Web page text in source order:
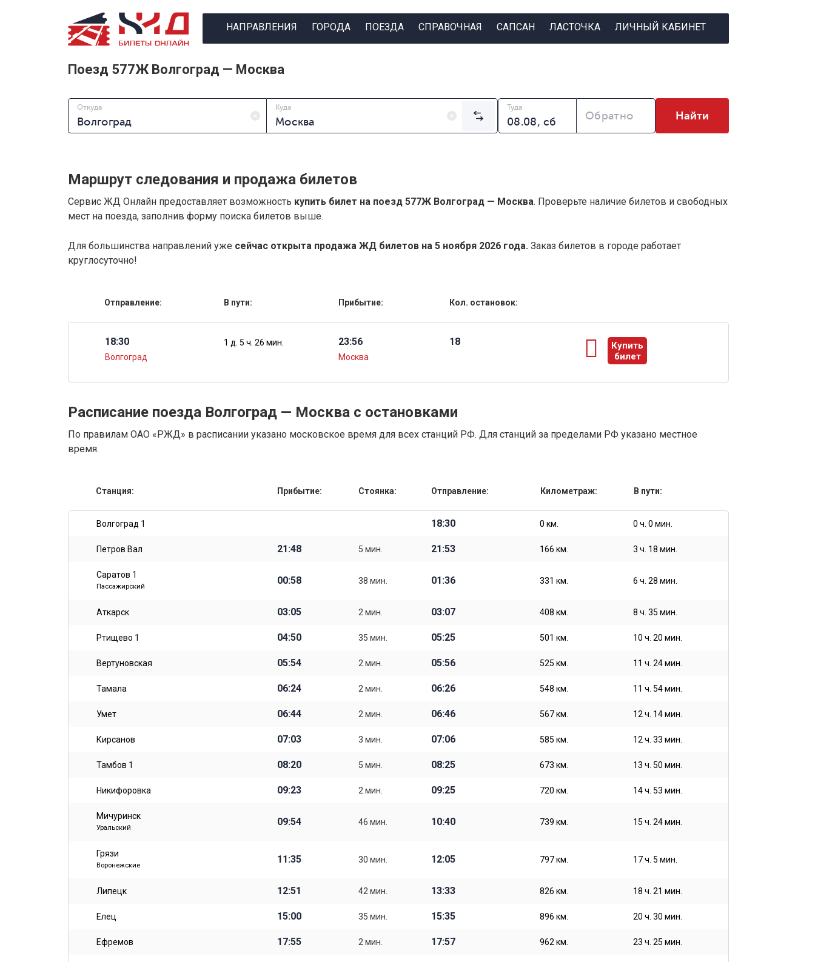
НАПРАВЛЕНИЯ ГОРОДА ПОЕЗДА СПРАВОЧНАЯ САПСАН ЛАСТОЧКА ЛИЧНЫЙ КАБИНЕТ
Поезд 577Ж Волгоград — Москва
Откуда Куда Туда
Обратно Найти
Маршрут следования и продажа билетов
Сервис ЖД Онлайн предоставляет возможность купить билет на поезд 577Ж Волгоград — Москва. Проверьте наличие билетов и свободных
мест на поезда, заполнив форму поиска билетов выше.
Для большинства направлений уже сейчас открыта продажа ЖД билетов на 5 ноября 2026 года. Заказ билетов в городе работает
круглосуточно!
Отправление: В пути: Прибытие: Кол. остановок:
18:30
Волгоград
1 д. 5 ч. 26 мин. 23:56
Москва
18
Купить
билет
ы
Расписание поезда Волгоград — Москва с остановками
По правилам ОАО «РЖД» в расписании указано московское время для всех станций РФ. Для станций за пределами РФ указано местное
время.
Станция: Прибытие: Стоянка: Отправление: Километраж: В пути:
Волгоград 1 18:30 0 км. 0 ч. 0 мин.
Петров Вал 21:48 5 мин. 21:53 166 км. 3 ч. 18 мин.
Саратов 1
Пассажирский
00:58 38 мин. 01:36 331 км. 6 ч. 28 мин.
Аткарск 03:05 2 мин. 03:07 408 км. 8 ч. 35 мин.
Ртищево 1 04:50 35 мин. 05:25 501 км. 10 ч. 20 мин.
Вертуновская 05:54 2 мин. 05:56 525 км. 11 ч. 24 мин.
Тамала 06:24 2 мин. 06:26 548 км. 11 ч. 54 мин.
Умет 06:44 2 мин. 06:46 567 км. 12 ч. 14 мин.
Кирсанов 07:03 3 мин. 07:06 585 км. 12 ч. 33 мин.
Тамбов 1 08:20 5 мин. 08:25 673 км. 13 ч. 50 мин.
Никифоровка 09:23 2 мин. 09:25 720 км. 14 ч. 53 мин.
Мичуринск
Уральский
09:54 46 мин. 10:40 739 км. 15 ч. 24 мин.
Грязи
Воронежские
11:35 30 мин. 12:05 797 км. 17 ч. 5 мин.
Липецк 12:51 42 мин. 13:33 826 км. 18 ч. 21 мин.
Елец 15:00 35 мин. 15:35 896 км. 20 ч. 30 мин.
Ефремов 17:55 2 мин. 17:57 962 км. 23 ч. 25 мин.